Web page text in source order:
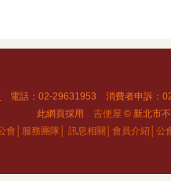
電話：02-29631953 消費者申訴：
此網頁採用 吉便屋 © 新北市
會│ 服務團隊│ 訊息相關│ 會員介紹│ 公